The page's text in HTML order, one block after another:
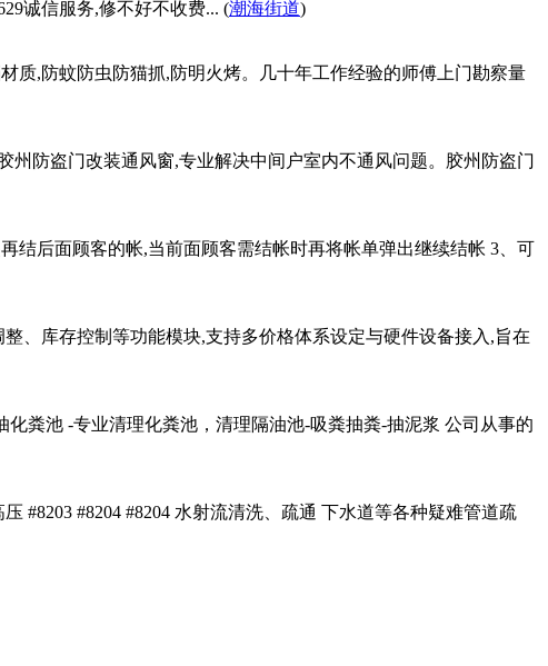
诚信服务,修不好不收费... (潮海街道)
质,防蚊防虫防猫抓,防明火烤。几十年工作经验的师傅上门勘察量
防盗门改装通风窗,专业解决中间户室内不通风问题。胶州防盗门
结后面顾客的帐,当前面顾客需结帐时再将帐单弹出继续结帐 3、可
、库存控制等功能模块,支持多价格体系设定与硬件设备接入,旨在
粪池 -专业清理化粪池，清理隔油池-吸粪抽粪-抽泥浆 公司从事的
#8203 #8204 #8204 水射流清洗、疏通 下水道等各种疑难管道疏